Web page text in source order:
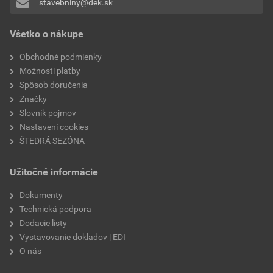
značka
odtieň
povrch
Pridávať hodnotenie môže iba prihlásený užívateľ.
Všetko o nákupe
Obchodné podmienky
Možnosti platby
Spôsob doručenia
Značky
Slovník pojmov
Nastavení cookies
ŠTEDRÁ SEZÓNA
Užitočné informácie
Dokumenty
Technická podpora
Dodacie listy
Vystavovanie dokladov | EDI
O nás
stavebniny@dek.sk